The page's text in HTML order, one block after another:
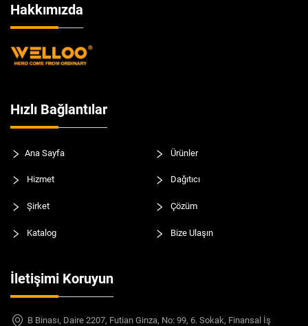
Hakkımızda
Hızlı Bağlantılar
Ana Sayfa Ürünler
Hizmet Dağıtıcı
Şirket Çözüm
Katalog Bize Ulaşın
İletişimi Koruyun
B Binası, Daire 2207, Futian Ginza, No: 99, 6. Sokak, Finansal İş